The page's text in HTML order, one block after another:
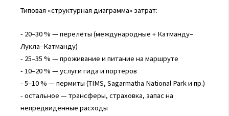
Типовая «структурная диаграмма» затрат:
- 20–30 % — перелёты (международные + Катманду–
Лукла–Катманду)
- 25–35 % — проживание и питание на маршруте
- 10–20 % — услуги гида и портеров
- 5–10 % — пермиты (TIMS, Sagarmatha National Park и пр.)
- остальное — трансферы, страховка, запас на
непредвиденные расходы